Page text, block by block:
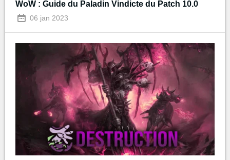
WoW : Guide du Paladin Vindicte du Patch 10.0
06 jan 2023